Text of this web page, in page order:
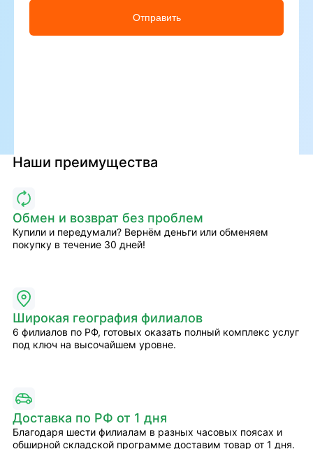
Отправить
Наши преимущества
Обмен и возврат без проблем
Купили и передумали? Вернём деньги или обменяем
покупку в течение 30 дней!
Широкая география филиалов
6 филиалов по РФ, готовых оказать полный комплекс услуг
под ключ на высочайшем уровне.
Доставка по РФ от 1 дня
Благодаря шести филиалам в разных часовых поясах и
обширной складской программе доставим товар от 1 дня.